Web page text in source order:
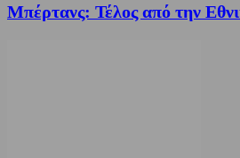
Μπέρτανς: Τέλος από την